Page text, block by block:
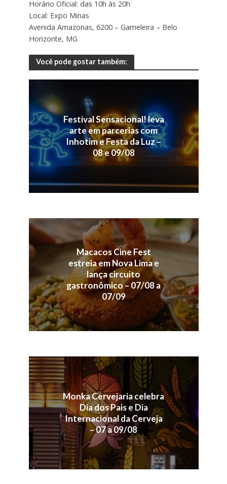
Horário Oficial: das 10h às 20h
Local: Expo Minas
Avenida Amazonas, 6200 – Gameleira – Belo
Horizonte, MG
Você pode gostar também:
Festival Sensacional! leva
arte em parcerias com
Inhotim e Festa da Luz –
08 e 09/08
Macacos Cine Fest
estreia em Nova Lima e
lança circuito
gastronômico – 07/08 a
07/09
Monka Cervejaria celebra
Dia dos Pais e Dia
Internacional da Cerveja
– 07 a 09/08